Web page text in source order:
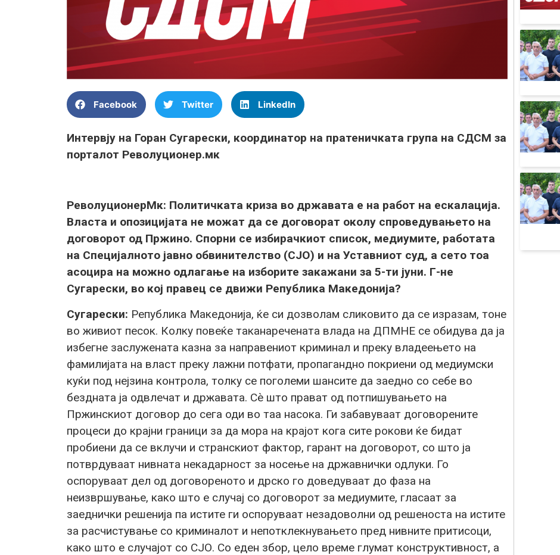
Facebook Twitter LinkedIn
Интервју на Горан Сугарески, координатор на пратеничката група на СДСМ за
порталот Револуционер.мк
РеволуционерМк: Политичката криза во државата е на работ на ескалација.
Власта и опозицијата не можат да се договорат околу спроведувањето на
договорот од Пржино. Спорни се избирачкиот список, медиумите, работата
на Специјалното јавно обвинителство (СЈО) и на Уставниот суд, а сето тоа
асоцира на можно одлагање на изборите закажани за 5-ти јуни. Г-не
Сугарески, во кој правец се движи Република Македонија?
Сугарески: Република Македонија, ќе си дозволам сликовито да се изразам, тоне
во живиот песок. Колку повеќе таканаречената влада на ДПМНЕ се обидува да ја
избегне заслужената казна за направениот криминал и преку владеењето на
фамилијата на власт преку лажни потфати, пропагандно покриени од медиумски
куќи под нејзина контрола, толку се поголеми шансите да заедно со себе во
бездната ја одвлечат и државата. Сѐ што прават од потпишувањето на
Пржинскиот договор до сега оди во таа насока. Ги забавуваат договорените
процеси до крајни граници за да мора на крајот кога сите рокови ќе бидат
пробиени да се вклучи и странскиот фактор, гарант на договорот, со што ја
потврдуваат нивната некадарност за носење на државнички одлуки. Го
оспоруваат дел од договореното и дрско го доведуваат до фаза на
неизвршување, како што е случај со договорот за медиумите, гласаат за
заеднички решенија па истите ги оспоруваат незадоволни од решеноста на истите
за расчистување со криминалот и непотклекнувањето пред нивните притисоци,
како што е случајот со СЈО. Со еден збор, цело време глумат конструктивност, а